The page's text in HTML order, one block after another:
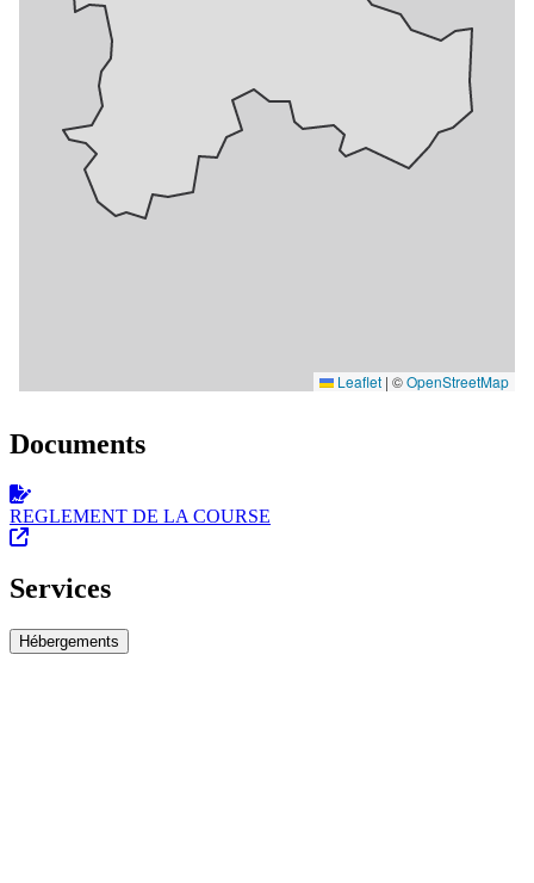
Documents
REGLEMENT DE LA COURSE
Services
Hébergements